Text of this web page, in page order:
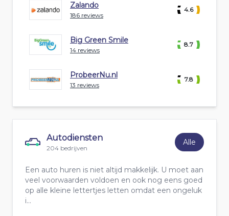
Zalando
186 reviews
4.6
Big Green Smile
14 reviews
8.7
ProbeerNu.nl
13 reviews
7.8
Autodiensten
204 bedrijven
Alle
Een auto huren is niet altijd makkelijk. U moet aan
veel voorwaarden voldoen en ook nog eens goed
op alle kleine lettertjes letten omdat een ongeluk
i...